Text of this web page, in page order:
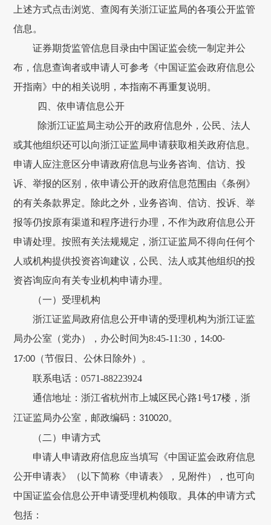
上述方式点击浏览、查阅有关浙江证监局的各项公开监管
信息。
证券期货监管信息目录由中国证监会统一制定并公
布，信息查询者或申请人可参考《中国证监会政府信息公
开指南》中的相关说明，本指南不再重复说明。
四、依申请信息公开
除浙江证监局主动公开的政府信息外，公民、法人
或其他组织还可以向浙江证监局申请获取相关政府信息。
申请人应注意区分申请政府信息与业务咨询、信访、投
诉、举报的区别，依申请公开的政府信息范围由《条例》
的有关条款界定。除此之外，业务咨询、信访、投诉、举
报等仍按原有渠道和程序进行办理，不作为政府信息公开
申请处理。按照有关法规规定，浙江证监局不得向任何个
人或机构提供投资咨询建议，公民、法人或其他组织的投
资咨询应向有关专业机构申请办理。
（一）受理机构
浙江证监局政府信息公开申请的受理机构为浙江证监
局办公室（党办），办公时间为8:45-11:30 ， 14:00-
17:00 （节假日、公休日除外）。
联系电话：0571-88223924
通信地址：浙江省杭州市上城区民心路1号17楼，浙
江证监局办公室，邮政编码： 310020。
（二）申请方式
申请人申请政府信息应当填写《中国证监会政府信息
公开申请表》（以下简称《申请表》，见附件），也可向
中国证监会信息公开申请受理机构领取。具体的申请方式
包括：